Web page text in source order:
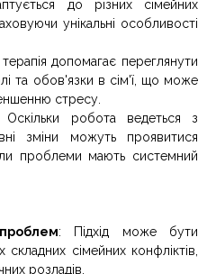
до різних сімейних
унікальні особливості
допомагає переглянути
та обов'язки в сім'ї, що може
стресу.
Оскільки робота ведеться з
зміни можуть проявитися
проблеми мають системний
: Підхід може бути
сімейних конфліктів,
розладів.